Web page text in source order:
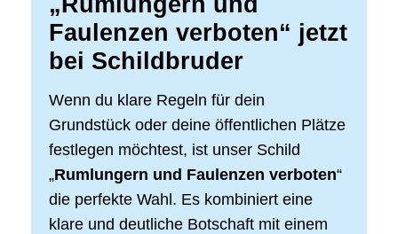
Faulenzen verboten“ jetzt
bei Schildbruder
Wenn du klare Regeln für dein
Grundstück oder deine öffentlichen Plätze
festlegen möchtest, ist unser Schild
„Rumlungern und Faulenzen verboten“
die perfekte Wahl. Es kombiniert eine
klare und deutliche Botschaft mit einem